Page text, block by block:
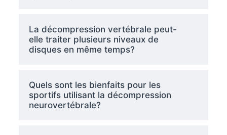
La décompression vertébrale peut-
elle traiter plusieurs niveaux de
disques en même temps?
Quels sont les bienfaits pour les
sportifs utilisant la décompression
neurovertébrale?